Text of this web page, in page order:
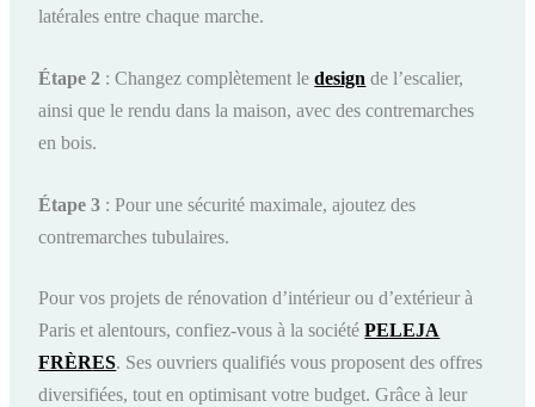
latérales entre chaque marche.
Étape 2 : Changez complètement ledesign de l’escalier,
ainsi que le rendu dans la maison, avec des contremarches
en bois.
Étape 3 : Pour une sécurité maximale, ajoutez des
contremarches tubulaires.
Pour vos projets de rénovation d’intérieur ou d’extérieur à
Paris et alentours, confiez-vous à la sociétéPELEJA
FRÈRES. Ses ouvriers qualifiés vous proposent des offres
diversifiées, tout en optimisant votre budget. Grâce à leur